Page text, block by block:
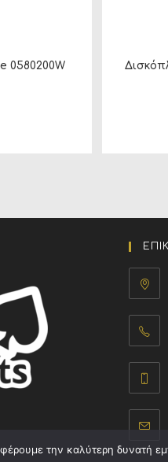
0580200W
την καλύτερη δυνατή